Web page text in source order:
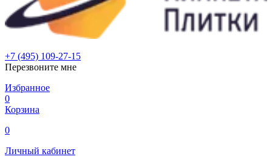
+7 (495) 109-27-15
Перезвоните мне
Избранное
0
Корзина
0
Личный кабинет